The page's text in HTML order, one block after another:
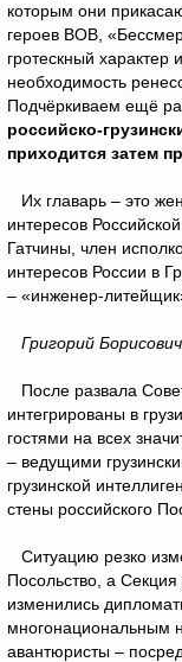
которым они
героев ВОВ,
гротескный характер
необходимость
Подчёркиваем ещё
российско-
приходится затем
Их главарь – это
интересов
Гатчины, член
интересов России в
– «инженер-
Григорий
После развала
интегрированы в
гостями на всех
– ведущими
грузинской
стены российского
Ситуацию резко
Посольство, а
изменились
многонациональным
авантюристы –